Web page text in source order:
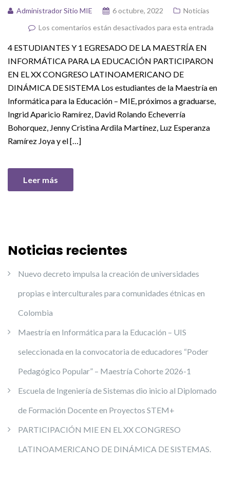
Administrador Sitio MIE 6 octubre, 2022
Noticias
Los comentarios están desactivados para esta entrada
4 ESTUDIANTES Y 1 EGRESADO DE LA MAESTRÍA EN
INFORMÁTICA PARA LA EDUCACIÓN PARTICIPARON
EN EL XX CONGRESO LATINOAMERICANO DE
DINÁMICA DE SISTEMA Los estudiantes de la Maestría en
Informática para la Educación – MIE, próximos a graduarse,
Ingrid Aparicio Ramírez, David Rolando Echeverría
Bohorquez, Jenny Cristina Ardila Martínez, Luz Esperanza
Ramírez Joya y el […]
Leer más
Noticias recientes
Nuevo decreto impulsa la creación de universidades
propias e interculturales para comunidades étnicas en
Colombia
Maestría en Informática para la Educación – UIS
seleccionada en la convocatoria de educadores “Poder
Pedagógico Popular” – Maestría Cohorte 2026-1
Escuela de Ingeniería de Sistemas dio inicio al Diplomado
de Formación Docente en Proyectos STEM+
PARTICIPACIÓN MIE EN EL XX CONGRESO
LATINOAMERICANO DE DINÁMICA DE SISTEMAS.